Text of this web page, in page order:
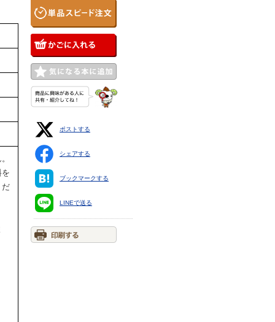
だ
ポストする
シェアする
ブックマークする
LINEで送る